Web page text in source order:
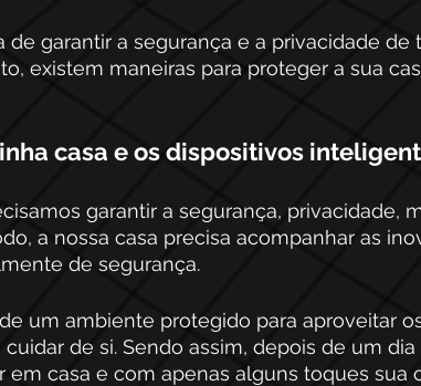
de garantir a segurança e a privacidade de
existem maneiras para proteger a sua
casa e os dispositivos
garantir a segurança, privacidade,
a nossa casa precisa acompanhar as
de segurança.
um ambiente protegido para aproveitar
de si. Sendo assim, depois de um
em casa e com apenas alguns toques sua